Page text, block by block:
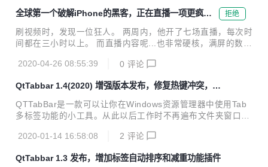
Bar还提供了一些功能插件，如：文件操作工具、树型目录、
显示状态栏等等。 https://indiff.github.io/qttabbar/ 版本更
新/Changes 1.5.2(2020) 修复打开命令提示符异常;异常日志
添加扩展信息提示;添加语言配置文件 1.4(2020) 调整版本信
全球第一个破解iPhone的黑客，正在直播一项更疯狂
的计划
拒绝
刷视频时，发现一位狂人。 两周内，他开了七场直播，每次时
间都在三小时以上。 而直播内容呢...也非常硬核，满屏的数据
点，除了一大片一大片的数据外，不变的就是左下角这位老哥
的黑客。 有多牛，机哥卖个关子。我们先来看看，他这次直播
在搞啥大项目。 乔治非常坐得住，最长的一次直播，播了快 7
小时。 编辑 所有直播加起来，播了 7 天，将近 32 小时，乔
向编译新型冠状病毒。 目的只有一个，从「基本原理」的层面
2020-04-26 08:55:39 0 评论
QtTabbar 1.4(2020) 增强版本发布，修复热键冲突，实
现创建空文件
QTTabBar是一款可以让你在Windows资源管理器中使用Tab
多标签功能的小工具。从此以后工作时不再遍布文件夹窗口，
E 7和Firefox、Opera那样的。QTTabBar还提供了一些功能
s://indiff.github.io/qttabbar/ 版本更新 1.4(2020) 调整版本信
2020-01-14 16:58:08 2 评论
QtTabbar 1.3 发布，增加标签自动排序和减重功能插件